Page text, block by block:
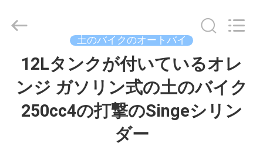
Shanghai
Rongyao
土のバイクのオートバイ
12Lタンクが付いているオレ
ンジ ガソリン式の土のバイク
250cc4の打撃のSingeシリン
ダー